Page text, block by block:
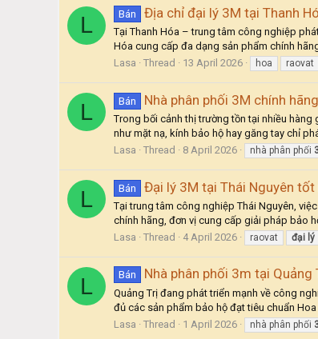
L Bán Địa chỉ đại lý 3M tại Thanh
Tại Thanh Hóa – trung tâm công nghiệp
Hóa cung cấp đa dạng sản phẩm chính
Lasa
Thread 13 April 2026 hoa raovat
L Bán Nhà phân phối 3M chính
Trong bối cảnh thị trường tồn tại nhiều
như mặt nạ, kính bảo hộ hay găng tay chỉ
Lasa
Thread 8 April 2026 nhà phân phối
L Bán Đại lý 3M tại Thái Nguyên tốt
Tại trung tâm công nghiệp Thái Nguyên,
chính hãng, đơn vị cung cấp giải pháp bảo
Lasa
Thread 4 April 2026 raovat đại lý
L Bán Nhà phân phối 3m tại Quảng
Quảng Trị đang phát triển mạnh về công
đủ các sản phẩm bảo hộ đạt tiêu chuẩn
Lasa
Thread 1 April 2026 nhà phân phối